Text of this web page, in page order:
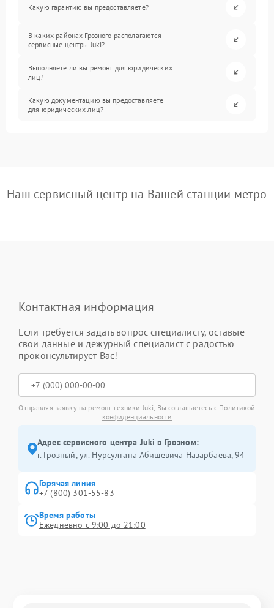
Какую гарантию вы предоставляете?
В каких районах Грозного располагаются
сервисные центры Juki?
Выполняете ли вы ремонт для юридических
лиц?
Какую документацию вы предоставляете
для юридических лиц?
Наш сервисный центр на Вашей станции метро
Контактная информация
Если требуется задать вопрос специалисту, оставьте
свои данные и дежурный специалист с радостью
проконсультирует Вас!
Отправляя заявку на ремонт техники Juki, Вы соглашаетесь с Политикой
конфиденциальности
Адрес сервисного центра Juki в Грозном:
г. Грозный, ул. Нурсултана Абишевича Назарбаева, 94
Горячая линия
+7 (800) 301-55-83
Время работы
Ежедневно с 9:00 до 21:00